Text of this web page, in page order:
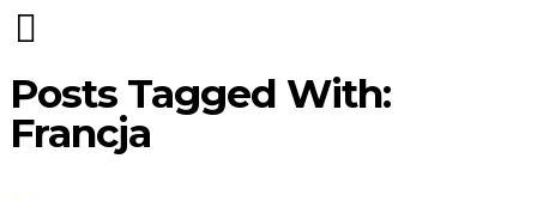
Posts Tagged With:
Francja